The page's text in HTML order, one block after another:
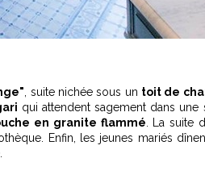
, suite nichée sous un toit de
qui attendent sagement dans
en granite flammé . La suite
Enfin, les jeunes mariés